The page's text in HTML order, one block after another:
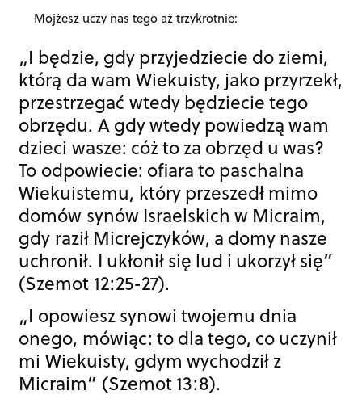
Mojżesz uczy nas tego aż trzykrotnie:
„I będzie, gdy przyjedziecie do ziemi,
którą da wam Wiekuisty, jako przyrzekł,
przestrzegać wtedy będziecie tego
obrzędu. A gdy wtedy powiedzą wam
dzieci wasze: cóż to za obrzęd u was?
To odpowiecie: ofiara to paschalna
Wiekuistemu, który przeszedł mimo
domów synów Israelskich w Micraim,
gdy raził Micrejczyków, a domy nasze
uchronił. I ukłonił się lud i ukorzył się”
(Szemot 12:25-27).
„I opowiesz synowi twojemu dnia
onego, mówiąc: to dla tego, co uczynił
mi Wiekuisty, gdym wychodził z
Micraim” (Szemot 13:8).